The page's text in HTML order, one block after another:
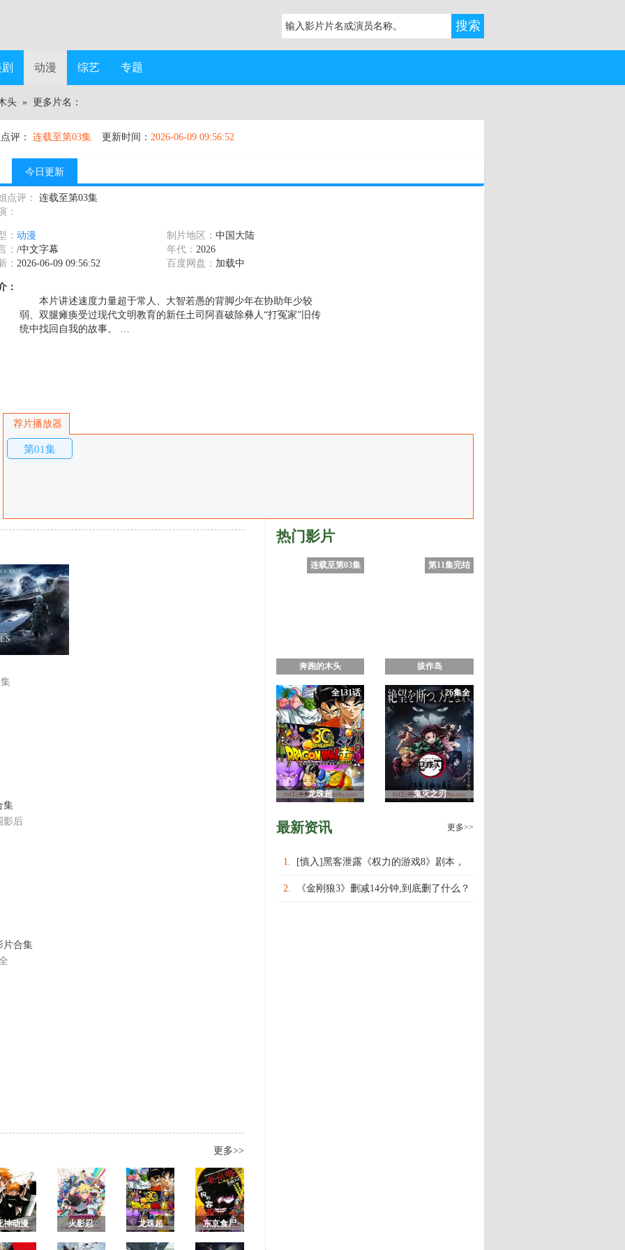
动漫 综艺 专题
头 » 更多片名：
评： 连载至第03集 更新时间： 2026-06-09 09:56:52
今日更新
点评：
连载至第03集
：
： 动漫
： /中文字幕
： 2026-06-09 09:56:52
制片地区： 中国大陆
年代： 2026
百度网盘： 加载中
：
本片讲述速度力量超于常人、大智若愚的背脚少年在协助年少较
弱、双腿瘫痪受过现代文明教育的新任土司阿喜破除彝人“打冤家”旧传
统中找回自我的故事。 …
荐片播放器
第01集
集
影后
片合集
更多>>
神动漫
火影忍
龙珠超
东京食尸
热门影片
连载至第03集
奔跑的木头
第11集完结
拔作岛
全131话
龙珠超
26集全
鬼灭之刃
最新资讯 更多>>
1. [慎入]黑客泄露《权力的游戏8》剧本，
权力的游戏第八季什么时候上映播出？
2. 《金刚狼3》删减14分钟,到底删了什么？